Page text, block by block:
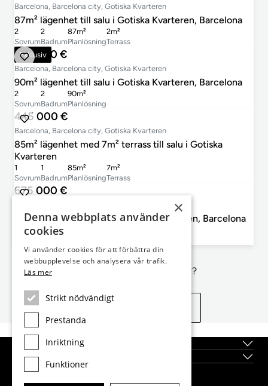
Barcelona, Barcelona city, Gotiska Kvarteren
87m² lägenhet till salu i Gotiska Kvarteren, Barcelona
Sovrum
2
Badrum
2
Planlösning
87m²
Terrass
2m²
Exklusiv
575 000 €
Barcelona, Barcelona city, Gotiska Kvarteren
90m² lägenhet till salu i Gotiska Kvarteren, Barcelona
Sovrum
2
Badrum
2
Planlösning
90m²
445 000 €
Barcelona, Barcelona city, Gotiska Kvarteren
85m² lägenhet med 7m² terrass till salu i Gotiska
Kvarteren
Sovrum
1
Badrum
1
Planlösning
85m²
Terrass
7m²
675 000 €
156m² lägenhet till salu i Gotiska Kvarteren, Barcelona
2
Inte exakt vad du letar efter?
Topplägen
Nybyggda fastigheter
×
Denna webbplats använder
cookies
Vi använder cookies för att förbättra din
webbupplevelse och analysera vår trafik.
Läs mer
Strikt nödvändigt
Prestanda
Inriktning
Funktioner